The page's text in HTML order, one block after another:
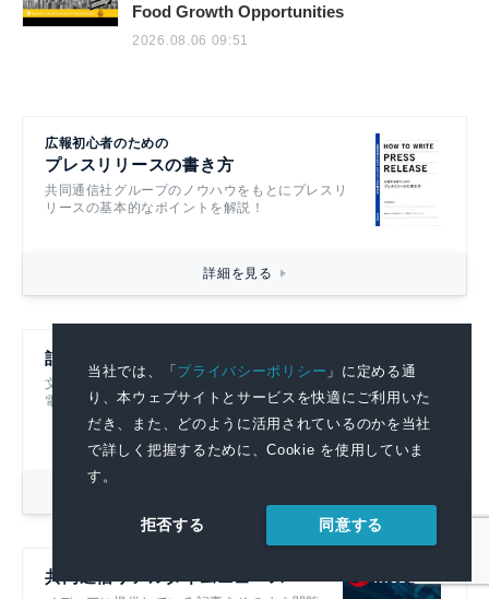
当社では、「プライバシーポリシー 」に定める通
り、本ウェブサイトとサービスを快適にご利用いた
だき、また、どのように活用されているのかを当社
で詳しく把握するために、Cookie を使用していま
す。
拒否する 同意する
Food Growth Opportunities
2026.08.06 09:51
広報初心者のための
プレスリリースの書き方
共同通信社グループのノウハウをもとにプレスリ
リースの基本的なポイントを解説！
詳細を見る
記者ハンドブック第14版
文書を書くすべての人におすすめです！
電子書籍も発売中！
共同通信リアルタイムニュース